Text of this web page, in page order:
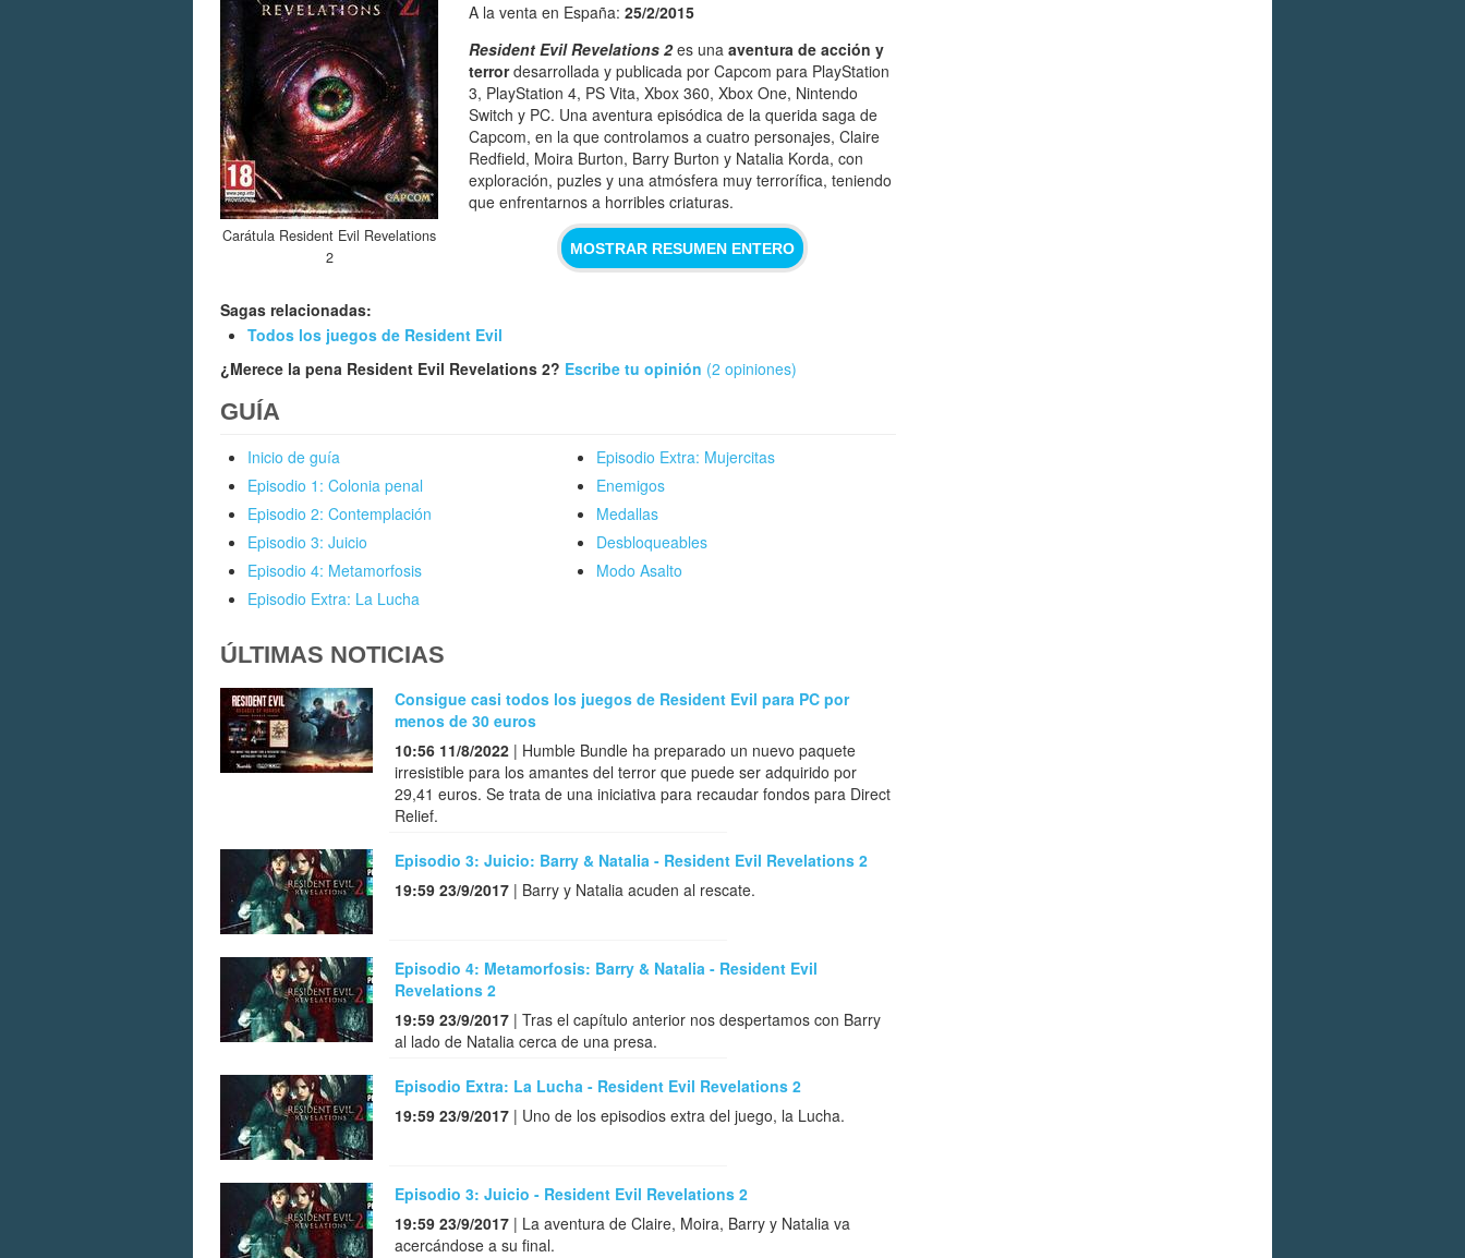
Carátula Resident Evil Revelations
2
A la venta en España: 25/2/2015
Resident Evil Revelations 2es una aventura de acción y
terrordesarrollada y publicada por Capcom para PlayStation
3, PlayStation 4, PS Vita, Xbox 360, Xbox One, Nintendo
Switch y PC. Una aventura episódica de la querida saga de
Capcom, en la que controlamos a cuatro personajes, Claire
Redfield, Moira Burton, Barry Burton y Natalia Korda, con
exploración, puzles y una atmósfera muy terrorífica, teniendo
que enfrentarnos a horribles criaturas.
MOSTRAR RESUMEN ENTERO
Sagas relacionadas:
Todos los juegos de Resident Evil
¿Merece la pena Resident Evil Revelations 2? Escribe tu opinión (2 opiniones)
GUÍA
Inicio de guía
Episodio 1: Colonia penal
Episodio 2: Contemplación
Episodio 3: Juicio
Episodio 4: Metamorfosis
Episodio Extra: La Lucha
Episodio Extra: Mujercitas
Enemigos
Medallas
Desbloqueables
Modo Asalto
ÚLTIMAS NOTICIAS
Consigue casi todos los juegos de Resident Evil para PC por
menos de 30 euros
10:56 11/8/2022 | Humble Bundle ha preparado un nuevo paquete
irresistible para los amantes del terror que puede ser adquirido por
29,41 euros. Se trata de una iniciativa para recaudar fondos para Direct
Relief.
Episodio 3: Juicio: Barry & Natalia - Resident Evil Revelations 2
19:59 23/9/2017 | Barry y Natalia acuden al rescate.
Episodio 4: Metamorfosis: Barry & Natalia - Resident Evil
Revelations 2
19:59 23/9/2017 | Tras el capítulo anterior nos despertamos con Barry
al lado de Natalia cerca de una presa.
Episodio Extra: La Lucha - Resident Evil Revelations 2
19:59 23/9/2017 | Uno de los episodios extra del juego, la Lucha.
Episodio 3: Juicio - Resident Evil Revelations 2
19:59 23/9/2017 | La aventura de Claire, Moira, Barry y Natalia va
acercándose a su final.